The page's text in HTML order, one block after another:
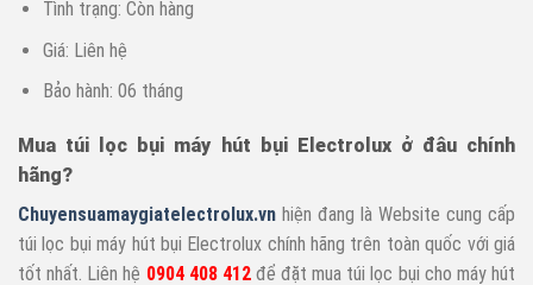
Tình trạng: Còn hàng
Giá: Liên hệ
Bảo hành: 06 tháng
Mua túi lọc bụi máy hút bụi Electrolux ở đâu chính
hãng?
Chuyensuamaygiatelectrolux.vn hiện đang là Website cung cấp
túi lọc bụi máy hút bụi Electrolux chính hãng trên toàn quốc với giá
tốt nhất. Liên hệ 0904 408 412để đặt mua túi lọc bụi cho máy hút